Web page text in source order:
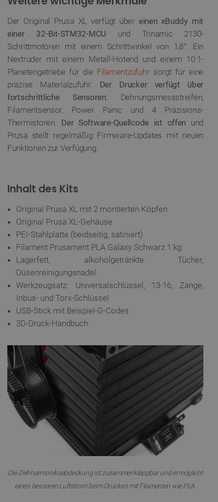
Der Original Prusa XL verfügt über einen xBuddy mit
einer 32-Bit-STM32-MCU und Trinamic 2130-
Schrittmotoren mit einem Schrittwinkel von 1,8°. Ein
Nextruder mit einem Metall-Hotend und einem 10:1-
Planetengetriebe für die Filamentzufuhrsorgt für eine
präzise Materialzufuhr. Der Drucker verfügt über
fortschrittliche Sensoren: Dehnungsmessstreifen,
Filamentsensor, Power Panic und 4 Präzisions-
Thermistoren. Der Software-Quellcode ist offen und
Prusa stellt regelmäßig Firmware-Updates mit neuen
Funktionen zur Verfügung.
Inhalt des Kits
Original Prusa XL mit 2 montierten Köpfen
Original Prusa XL-Gehäuse
PEI-Stahlplatte (beidseitig, satiniert)
Filament Prusament PLA Galaxy Schwarz 1 kg
Lagerfett, alkoholgetränkte Tücher,
Düsenreinigungsnadel
Werkzeugsatz: Universalschlüssel, 13-16, Zange,
Inbus- und Torx-Schlüssel
USB-Stick mit Beispiel-G-Codes
3D-Druck-Handbuch
Die Ziehharmonikaabdeckung ist zusammenklappbar und ermöglicht
einen besseren Luftstrom beim Drucken mit Filamenten wie PLA.
LaSID
Quality Unit
botland.de
_smvs .botland.de
critCartData botland.de
Storage declaration
Name Storage type